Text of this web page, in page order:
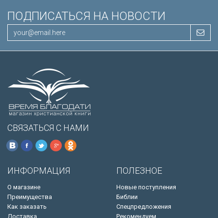
ПОДПИСАТЬСЯ НА НОВОСТИ
СВЯЗАТЬСЯ С НАМИ
ИНФОРМАЦИЯ
О магазине
Преимущества
Как заказать
Доставка
ПОЛЕЗНОЕ
Новые поступления
Библии
Спецпредложения
Рекомендуем